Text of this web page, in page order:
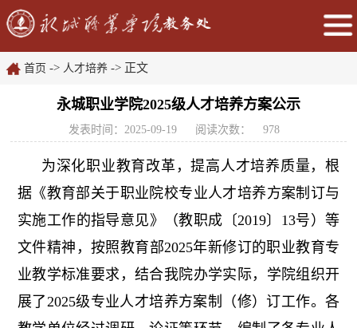
首页 -> 人才培养 -> 正文
永城职业学院2025级人才培养方案公示
发表时间：2025-09-19 阅读次数： 978
为深化职业教育改革，提高人才培养质量，根
据《教育部关于职业院校专业人才培养方案制订与
实施工作的指导意见》（教职成〔2019〕13号）等
文件精神，按照教育部2025年新修订的职业教育专
业教学标准要求，结合我院办学实际，学院组织开
展了2025级专业人才培养方案制（修）订工作。各